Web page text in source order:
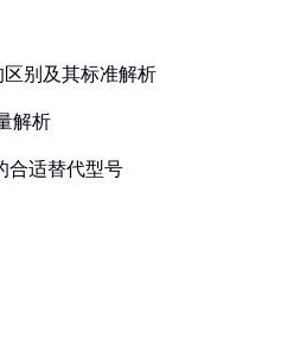
区别及其标准解析
解析
合适替代型号